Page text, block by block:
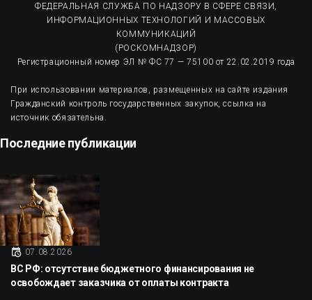
ФЕДЕРАЛЬНАЯ СЛУЖБА ПО НАДЗОРУ В СФЕРЕ СВЯЗИ,
ИНФОРМАЦИОННЫХ ТЕХНОЛОГИЙ И МАССОВЫХ
КОММУНИКАЦИЙ
(РОСКОМНАДЗОР)
Регистрационный номер ЭЛ № ФС 77 — 75100 от 22.02.2019 года
При использовании материалов, размещенных на сайте издания
Гражданский контроль государственных закупок, ссылка на
источник обязательна.
Последние публикации
07.08.2026
ВС РФ: отсутствие бюджетного финансирования не
освобождает заказчика от оплаты контракта